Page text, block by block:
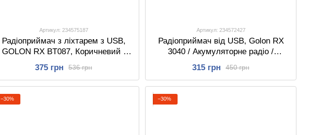
Артикул: 234575187
Радіоприймач з ліхтарем з USB,
GOLON RX BT087, Коричневий /
FM-радіо з Bluetooth / Портативне
радіо з блютузом
536 грн
375 грн
Артикул: 234572427
Радіоприймач від USB, Golon RX
3040 / Акумуляторне радіо /
Бездротовий радіоприймач FM
450 грн
315 грн
−30% −30%